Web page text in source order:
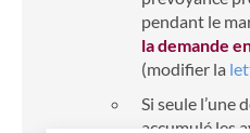
pendant le
la demande
(modifier la
Si seule l’une
accumulé les